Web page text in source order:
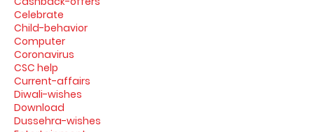
Celebrate
Child-behavior
Computer
Coronavirus
CSC help
Current-affairs
Diwali-wishes
Download
Dussehra-wishes